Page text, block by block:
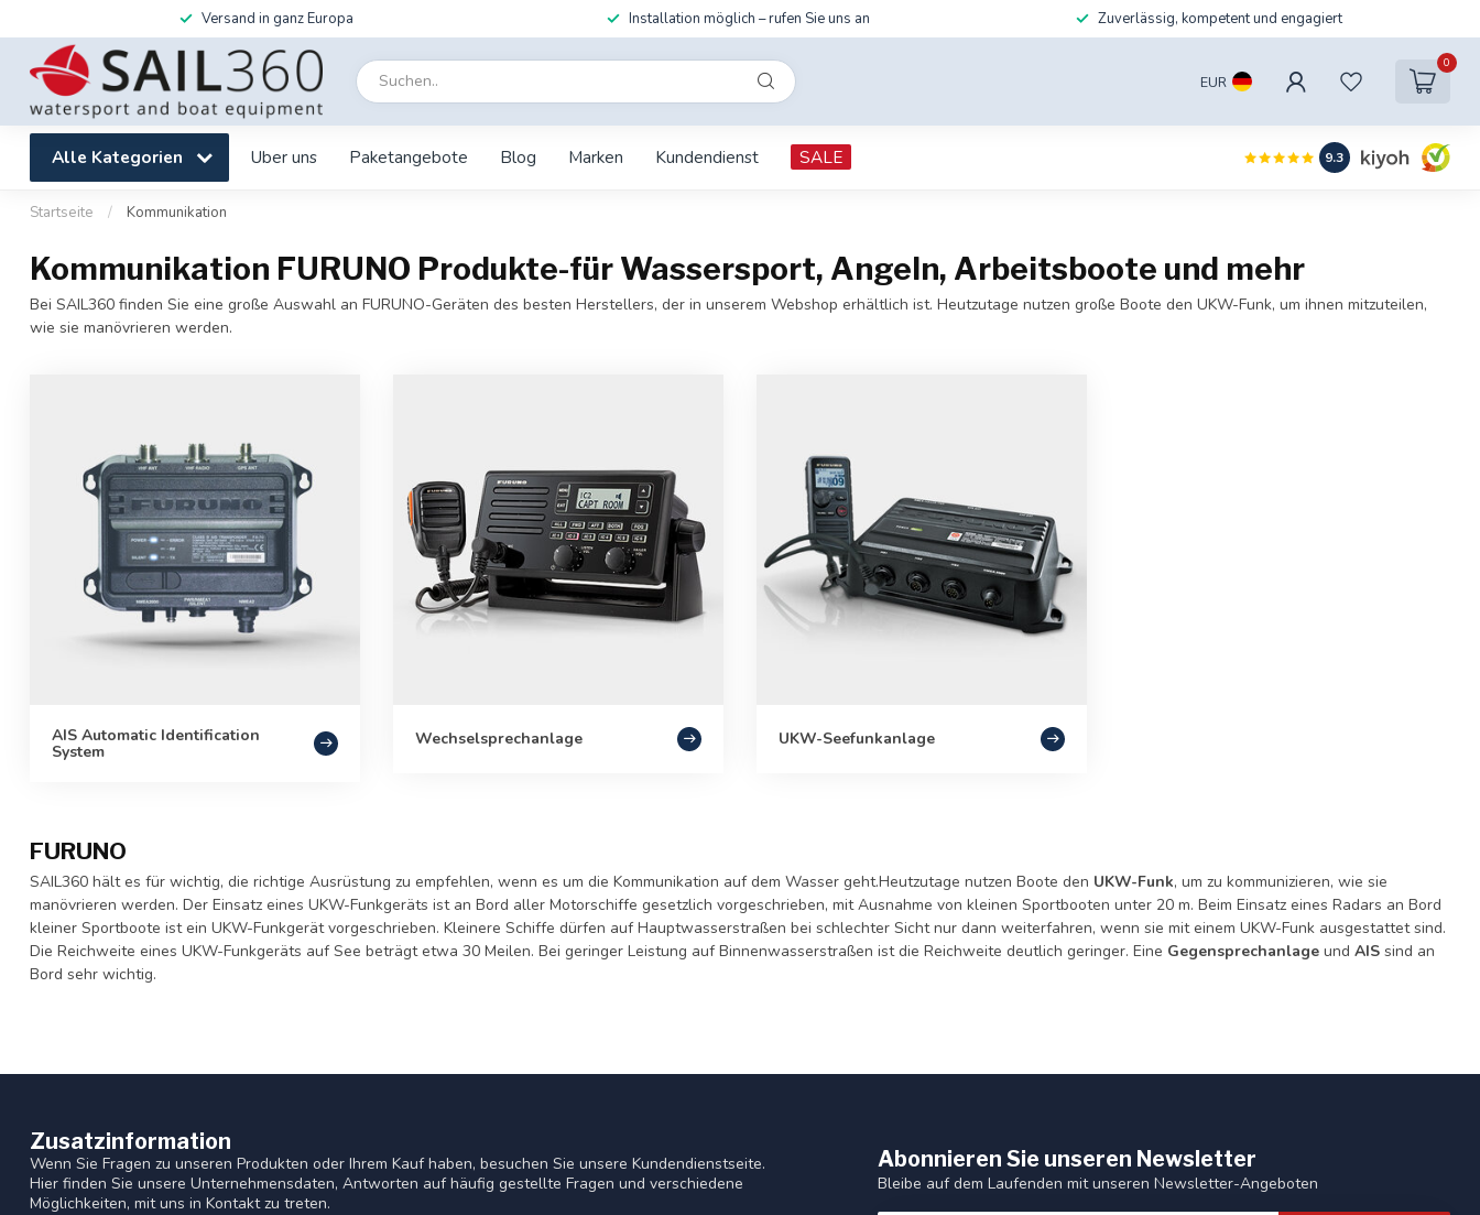
Versand in ganz Europa Installation möglich – rufen Sie uns an Zuverlässig, kompetent und engagiert
EUR
0
Alle Kategorien Uber uns Paketangebote Blog Marken Kundendienst SALE 9.3
Startseite / Kommunikation
Kommunikation FURUNO Produkte-für Wassersport, Angeln, Arbeitsboote und mehr
Bei SAIL360 finden Sie eine große Auswahl an FURUNO-Geräten des besten Herstellers, der in unserem Webshop erhältlich ist. Heutzutage nutzen große Boote den UKW-Funk, um ihnen mitzuteilen,
wie sie manövrieren werden.
AIS Automatic Identification
System
Wechselsprechanlage UKW-Seefunkanlage
FURUNO
SAIL360 hält es für wichtig, die richtige Ausrüstung zu empfehlen, wenn es um die Kommunikation auf dem Wasser geht.Heutzutage nutzen Boote den UKW-Funk, um zu kommunizieren, wie sie
manövrieren werden. Der Einsatz eines UKW-Funkgeräts ist an Bord aller Motorschiffe gesetzlich vorgeschrieben, mit Ausnahme von kleinen Sportbooten unter 20 m. Beim Einsatz eines Radars an Bord
kleiner Sportboote ist ein UKW-Funkgerät vorgeschrieben. Kleinere Schiffe dürfen auf Hauptwasserstraßen bei schlechter Sicht nur dann weiterfahren, wenn sie mit einem UKW-Funk ausgestattet sind.
Die Reichweite eines UKW-Funkgeräts auf See beträgt etwa 30 Meilen. Bei geringer Leistung auf Binnenwasserstraßen ist die Reichweite deutlich geringer. Eine Gegensprechanlage und AIS sind an
Bord sehr wichtig.
Zusatzinformation
Wenn Sie Fragen zu unseren Produkten oder Ihrem Kauf haben, besuchen Sie unsere Kundendienstseite.
Hier finden Sie unsere Unternehmensdaten, Antworten auf häufig gestellte Fragen und verschiedene
Möglichkeiten, mit uns in Kontakt zu treten.
Abonnieren Sie unseren Newsletter
Bleibe auf dem Laufenden mit unseren Newsletter-Angeboten